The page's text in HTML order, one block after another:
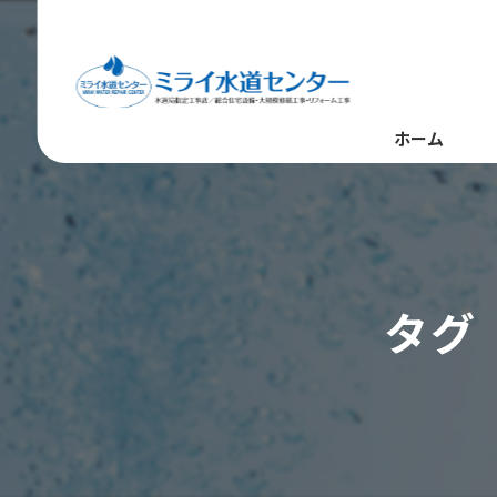
ホーム
タグ